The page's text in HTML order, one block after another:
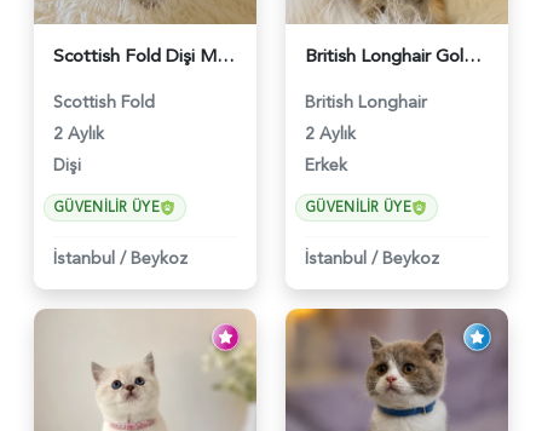
Scottish Fold Dişi Mükemmel Yavrumuz - 5909
Scottish Fold
2 Aylık
Dişi
GÜVENILIR ÜYE
İstanbul / Beykoz
British Longhair Golden Erkek Yavrumuz - 5910
British Longhair
2 Aylık
Erkek
GÜVENILIR ÜYE
İstanbul / Beykoz